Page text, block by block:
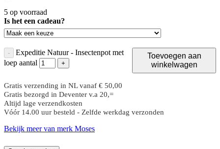
5 op voorraad
Is het een cadeau?
-
Expeditie Natuur - Insectenpot met
loep aantal
+
Toevoegen aan
winkelwagen
Gratis verzending in NL vanaf € 50,00
Gratis bezorgd in Deventer v.a 20,=
Altijd lage verzendkosten
Vóór 14.00 uur besteld - Zelfde werkdag verzonden
Bekijk meer van merk Moses